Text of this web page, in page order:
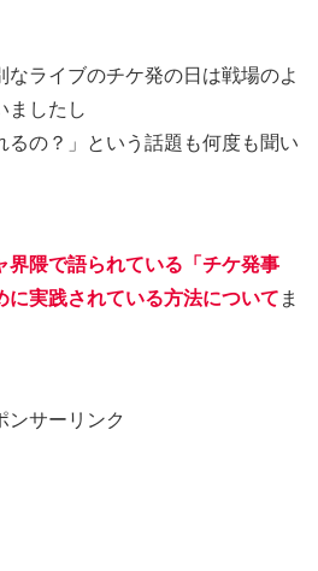
なライブのチケ発の日は戦場のよ
ましたし
るの？」という話題も何度も聞い
界隈で語られている「チケ発事
に実践されている方法について ま
ンサーリンク